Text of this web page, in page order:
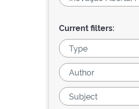
Current filters: